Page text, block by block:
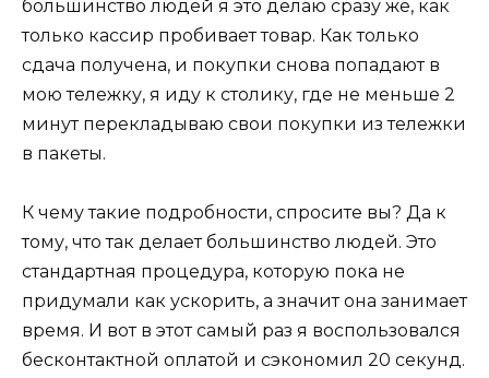
большинство людей я это делаю сразу же, как
только кассир пробивает товар. Как только
сдача получена, и покупки снова попадают в
мою тележку, я иду к столику, где не меньше 2
минут перекладываю свои покупки из тележки
в пакеты.
К чему такие подробности, спросите вы? Да к
тому, что так делает большинство людей. Это
стандартная процедура, которую пока не
придумали как ускорить, а значит она занимает
время. И вот в этот самый раз я воспользовался
бесконтактной оплатой и сэкономил 20 секунд.